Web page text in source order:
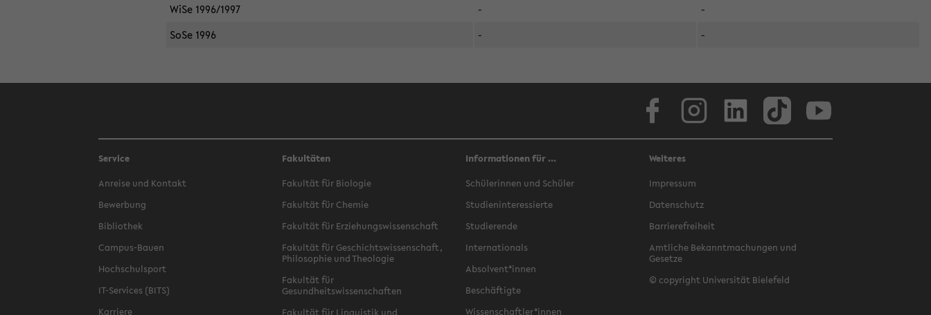
WiSe 1996/1997
-
-
SoSe 1996
- -
Service
Anreise und Kontakt
Bewerbung
Bibliothek
Campus-Bauen
Hochschulsport
IT-Services (BITS)
Karriere
Fakultäten
Fakultät für Biologie
Fakultät für Chemie
Fakultät für Erziehungswissenschaft
Fakultät für Geschichtswissenschaft,
Philosophie und Theologie
Fakultät für
Gesundheitswissenschaften
Informationen für ...
Schülerinnen und Schüler
Studieninteressierte
Studierende
Internationals
Absolvent*innen
Beschäftigte
Wissenschaftler*innen
Weiteres
Impressum
Datenschutz
Barrierefreiheit
Amtliche Bekanntmachungen und
Gesetze
© copyright Universität Bielefeld